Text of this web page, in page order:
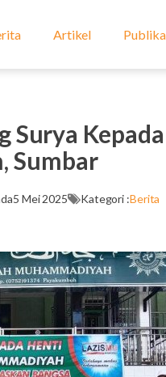
Artikel
Surya
Sumbar
5 Mei 2025 Kategori :Berita